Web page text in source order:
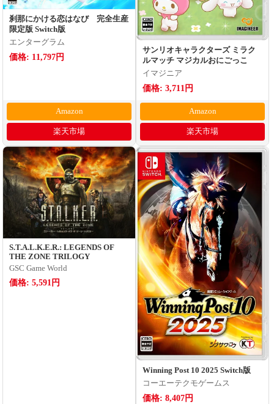
刹那にかける恋はなび 完全生産
限定版 Switch版
エンターグラム
価格: 11,797円
Amazon
楽天市場
サンリオキャラクターズ ミラク
ルマッチ マジカルおにごっこ
イマジニア
価格: 3,711円
Amazon
楽天市場
S.T.A.L.K.E.R.: LEGENDS OF
THE ZONE TRILOGY
GSC Game World
価格: 5,591円
Winning Post 10 2025 Switch版
コーエーテクモゲームス
価格: 8,407円